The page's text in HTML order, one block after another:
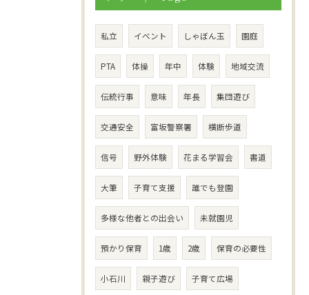
私立 イベント しゃぼん玉 園庭
PTA 体操 年中 体験 地域交流
伝統行事 意味 年長 集団遊び
交通安全 富坂警察署 横断歩道
信号 野外体験 花まる学習会 書道
大筆 子育て支援 誰でも登園
多様な他者との出会い 未就園児
預かり保育 1歳 2歳 保育の必要性
小石川 親子遊び 子育て広場